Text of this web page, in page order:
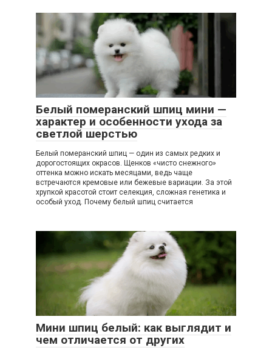
Белый померанский шпиц мини —
характер и особенности ухода за
светлой шерстью
Белый померанский шпиц — один из самых редких и
дорогостоящих окрасов. Щенков «чисто снежного»
оттенка можно искать месяцами, ведь чаще
встречаются кремовые или бежевые вариации. За этой
хрупкой красотой стоит селекция, сложная генетика и
особый уход. Почему белый шпиц считается
Мини шпиц белый: как выглядит и
чем отличается от других